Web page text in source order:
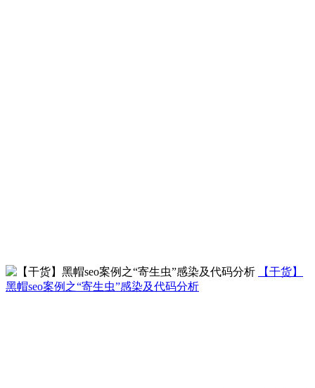
【干货】
黑帽seo案例之“寄生虫”感染及代码分析